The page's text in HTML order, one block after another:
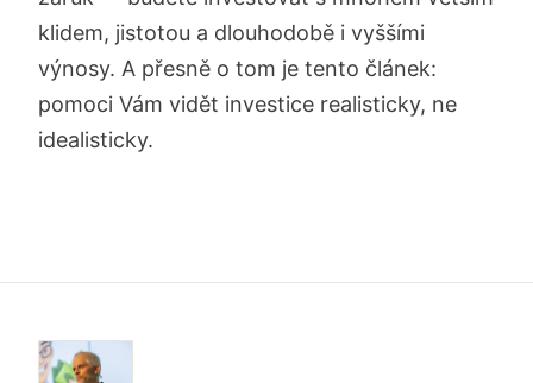
klidem, jistotou a dlouhodobě i vyššími
výnosy. A přesně o tom je tento článek:
pomoci Vám vidět investice realisticky, ne
idealisticky.